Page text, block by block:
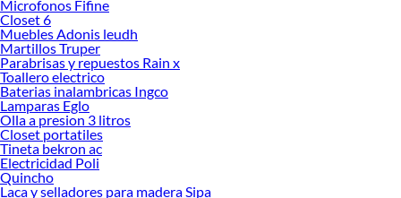
Microfonos Fifine
Closet 6
Muebles Adonis leudh
Martillos Truper
Parabrisas y repuestos Rain x
Toallero electrico
Baterias inalambricas Ingco
Lamparas Eglo
Olla a presion 3 litros
Closet portatiles
Tineta bekron ac
Electricidad Poli
Quincho
Laca y selladores para madera Sipa